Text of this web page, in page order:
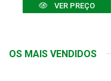
VER PREÇO
OS MAIS VENDIDOS